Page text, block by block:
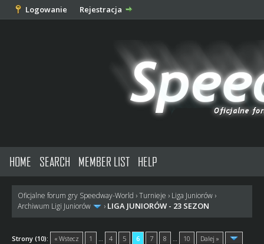
Logowanie Rejestracja
HOME SEARCH MEMBER LIST HELP
Oficjalne forum gry Speedway-World ›Turnieje › Liga Juniorów›
Archiwum Ligi Juniorów
› LIGA JUNIORÓW - 23 SEZON
Strony (10): « Wstecz 1 4 5 6 7 8 10 Dalej »